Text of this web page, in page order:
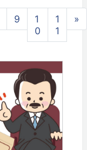
9
1
0
1
1
»